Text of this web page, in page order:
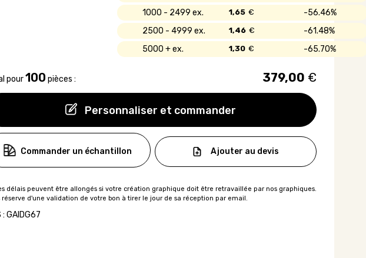
Personnaliser et commander
1000 - 2499 56.46%
1,65 €
2500 - 4999 61.48%
1,46 €
5000 + 65.70%
1,30 €
pour100 pièces : 379,00 €
Commander un échantillon Ajouter au devis
: GAIDG67